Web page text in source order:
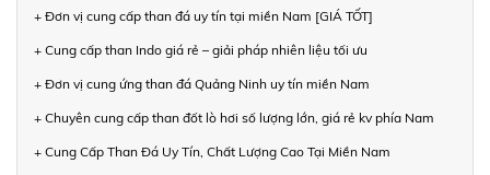
+ Đơn vị cung cấp than đá uy tín tại miền Nam [GIÁ TỐT]
+ Cung cấp than Indo giá rẻ – giải pháp nhiên liệu tối ưu
+ Đơn vị cung ứng than đá Quảng Ninh uy tín miền Nam
+ Chuyên cung cấp than đốt lò hơi số lượng lớn, giá rẻ kv phía Nam
+ Cung Cấp Than Đá Uy Tín, Chất Lượng Cao Tại Miền Nam